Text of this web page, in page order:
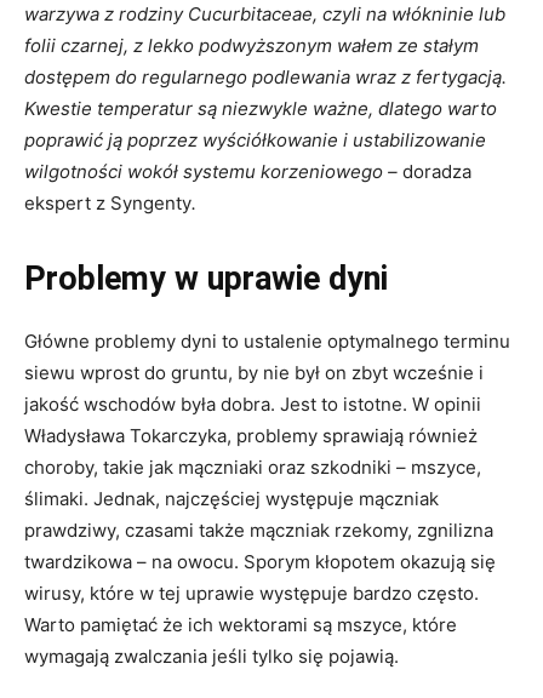
warzywa z rodziny Cucurbitaceae, czyli na włókninie lub
folii czarnej, z lekko podwyższonym wałem ze stałym
dostępem do regularnego podlewania wraz z fertygacją.
Kwestie temperatur są niezwykle ważne, dlatego warto
poprawić ją poprzez wyściółkowanie i ustabilizowanie
wilgotności wokół systemu korzeniowego – doradza
ekspert z Syngenty.
Problemy w uprawie dyni
Główne problemy dyni to ustalenie optymalnego terminu
siewu wprost do gruntu, by nie był on zbyt wcześnie i
jakość wschodów była dobra. Jest to istotne. W opinii
Władysława Tokarczyka, problemy sprawiają również
choroby, takie jak mączniaki oraz szkodniki – mszyce,
ślimaki. Jednak, najczęściej występuje mączniak
prawdziwy, czasami także mączniak rzekomy, zgnilizna
twardzikowa – na owocu. Sporym kłopotem okazują się
wirusy, które w tej uprawie występuje bardzo często.
Warto pamiętać że ich wektorami są mszyce, które
wymagają zwalczania jeśli tylko się pojawią.